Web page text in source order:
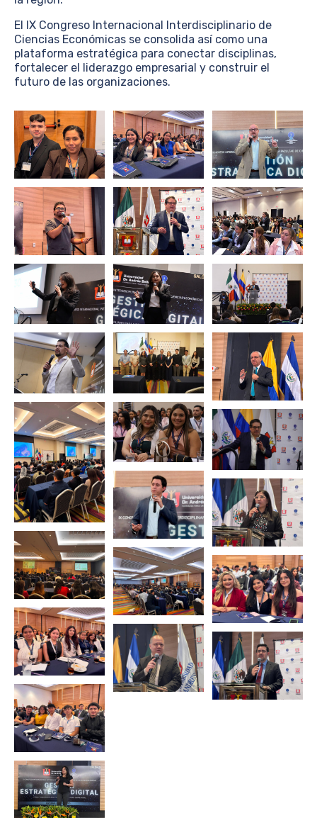
El IX Congreso Internacional Interdisciplinario de
Ciencias Económicas se consolida así como una
plataforma estratégica para conectar disciplinas,
fortalecer el liderazgo empresarial y construir el
futuro de las organizaciones.